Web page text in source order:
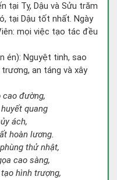
tại Tỵ, Dậu và Sửu trăm
tại Dậu tốt nhất. Ngày
mọi việc tạo tác đều
én): Nguyệt tinh, sao
an táng và xây
cao đường,
quang
ách,
hoàn lương.
thử nhật,
cao sàng,
hình trượng,